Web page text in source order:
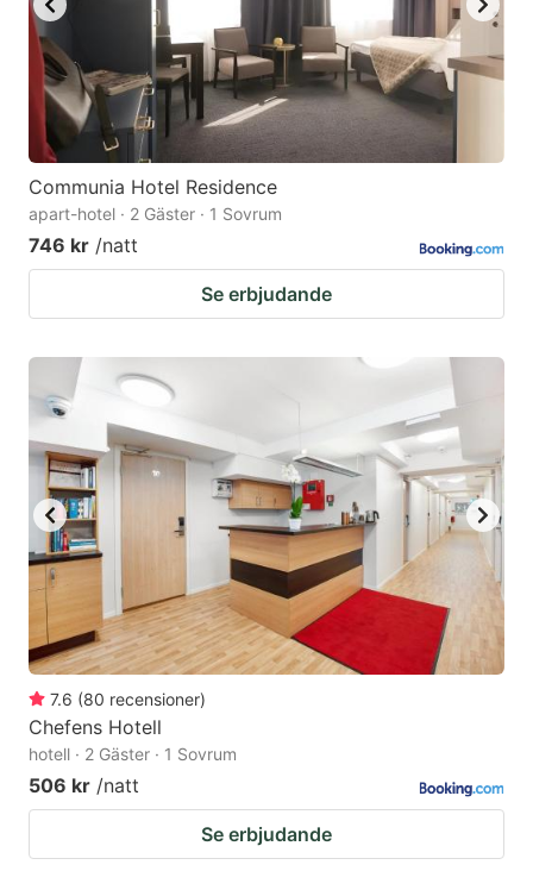
Communia Hotel Residence
apart-hotel · 2 Gäster · 1 Sovrum
746 kr /natt
Se erbjudande
7.6 (80 recensioner)
Chefens Hotell
hotell · 2 Gäster · 1 Sovrum
506 kr /natt
Se erbjudande